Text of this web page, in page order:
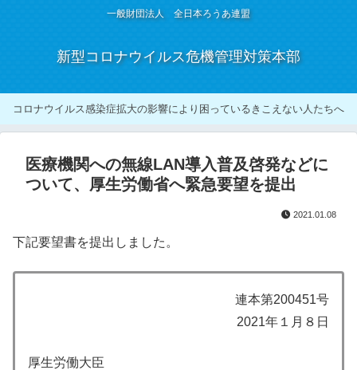
一般財団法人 全日本ろうあ連盟
新型コロナウイルス危機管理対策本部
コロナウイルス感染症拡大の影響により困っているきこえない人たちへ
医療機関への無線LAN導入普及啓発などに
ついて、厚生労働省へ緊急要望を提出
2021.01.08
下記要望書を提出しました。
連本第200451号
2021年１月８日
厚生労働大臣